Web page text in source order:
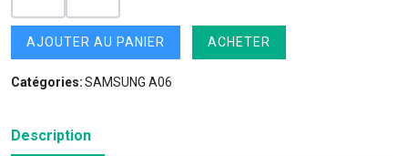
AJOUTER AU PANIER ACHETER
Catégories:SAMSUNG A06
Description